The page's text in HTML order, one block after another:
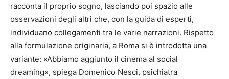
racconta il proprio sogno, lasciando poi spazio alle
osservazioni degli altri che, con la guida di esperti,
individuano collegamenti tra le varie narrazioni. Rispetto
alla formulazione originaria, a Roma si è introdotta una
variante: «Abbiamo aggiunto il cinema al social
dreaming», spiega Domenico Nesci, psichiatra